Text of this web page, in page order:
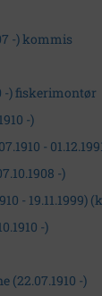
-) kommis
-) fiskerimontør
-)
-
-)
- 19.11.1999)
-)
(22.07.1910 -)